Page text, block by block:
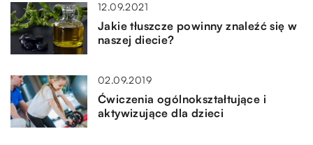
12.09.2021
Jakie tłuszcze powinny znaleźć się w
naszej diecie?
02.09.2019
Ćwiczenia ogólnokształtujące i
aktywizujące dla dzieci